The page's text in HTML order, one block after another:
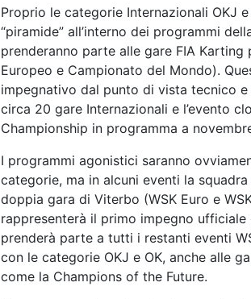
Proprio le categorie Internazionali OKJ
“piramide” all’interno dei programmi
prenderanno parte alle gare FIA
Europeo e Campionato del Mondo).
impegnativo dal punto di vista tecnico
circa 20 gare Internazionali e l’evento
Championship in programma a
I programmi agonistici saranno
categorie, ma in alcuni eventi la
doppia gara di Viterbo (WSK Euro e
rappresenterà il primo impegno
prenderà parte a tutti i restanti eventi
con le categorie OKJ e OK, anche alle
come la Champions of the Future.